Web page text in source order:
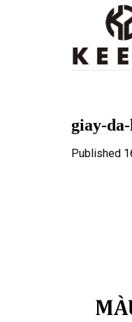
giay-
Published